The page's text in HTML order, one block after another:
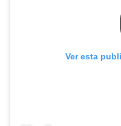
Ver esta